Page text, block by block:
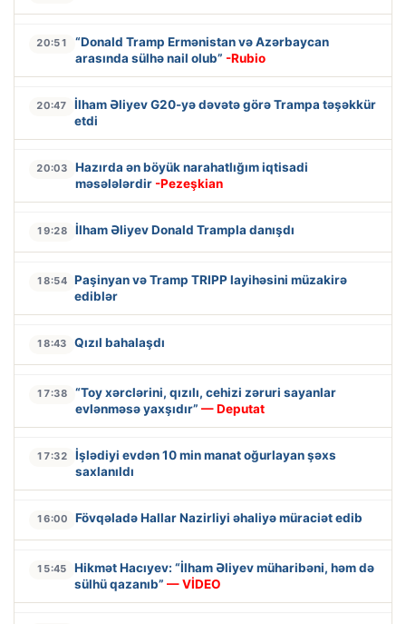
20:51
“Donald Tramp Ermənistan və Azərbaycan
arasında sülhə nail olub” -Rubio
20:47
İlham Əliyev G20-yə dəvətə görə Trampa təşəkkür
etdi
20:03
Hazırda ən böyük narahatlığım iqtisadi
məsələlərdir -Pezeşkian
19:28 İlham Əliyev Donald Trampla danışdı
18:54 Paşinyan və Tramp TRIPP layihəsini müzakirə
ediblər
18:43 Qızıl bahalaşdı
17:38
“Toy xərclərini, qızılı, cehizi zəruri sayanlar
evlənməsə yaxşıdır” — Deputat
17:32
İşlədiyi evdən 10 min manat oğurlayan şəxs
saxlanıldı
16:00 Fövqəladə Hallar Nazirliyi əhaliyə müraciət edib
15:45
Hikmət Hacıyev: “İlham Əliyev müharibəni, həm də
sülhü qazanıb” — VİDEO